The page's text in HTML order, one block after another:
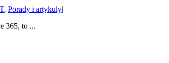
,Porady i artykuły|
365, to ...